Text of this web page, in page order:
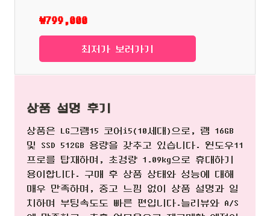
₩799,000
최저가 보러가기
상품 설명 후기
상품은 LG그램15 코어i5(10세대)으로, 램 16GB
및 SSD 512GB 용량을 갖추고 있습니다. 윈도우11
프로를 탑재하며, 초경량 1.09kg으로 휴대하기
용이합니다. 구매 후 상품 상태와 성능에 대해
매우 만족하며, 중고 느낌 없이 상품 설명과 일
치하며 부팅속도도 빠른 편입니다.늘리뷰와 A/S